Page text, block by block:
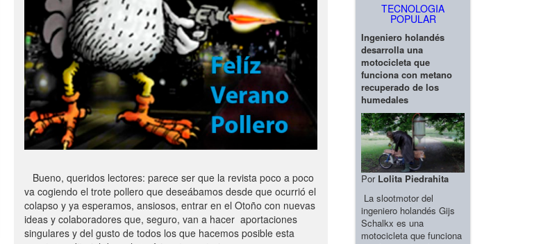
Bueno, queridos lectores: parece ser que la revista poco a poco
va cogiendo el trote pollero que deseábamos desde que ocurrió el
colapso y ya esperamos, ansiosos, entrar en el Otoño con nuevas
ideas y colaboradores que, seguro, van a hacer aportaciones
singulares y del gusto de todos los que hacemos posible esta
TECNOLOGIA
POPULAR
Ingeniero holandés
desarrolla una
motocicleta que
funciona con metano
recuperado de los
humedales
Por Lolita Piedrahita
La slootmotor del
ingeniero holandés Gijs
Schalkx es una
motocicleta que funciona